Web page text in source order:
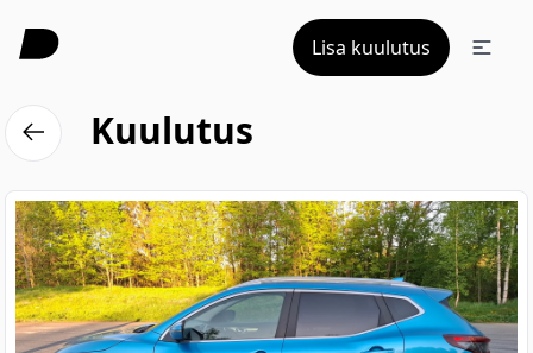
Lisa kuulutus
Kuulutus